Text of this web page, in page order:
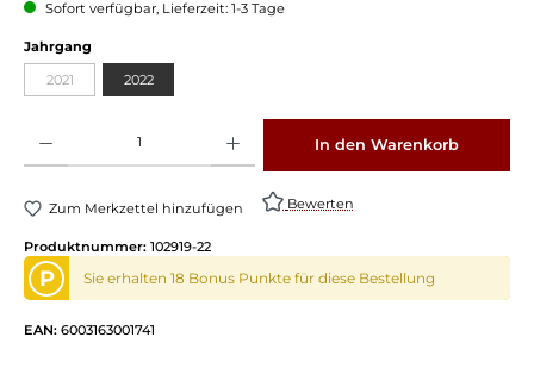
Sofort verfügbar, Lieferzeit: 1-3 Tage
Jahrgang
2021(Diese Option ist zurzeit nicht verfügbar.)
2022
In den Warenkorb
Zum Merkzettel hinzufügen Bewerten
Produktnummer: 102919-22
P Sie erhalten 18 Bonus Punkte für diese Bestellung
EAN: 6003163001741